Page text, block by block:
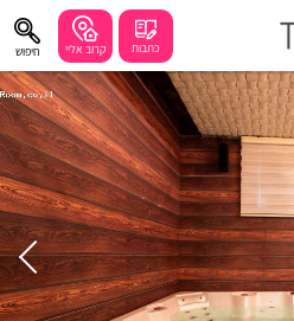
קרוב אליי חיפוש כתבות
חיפושים מומלצים
עוד